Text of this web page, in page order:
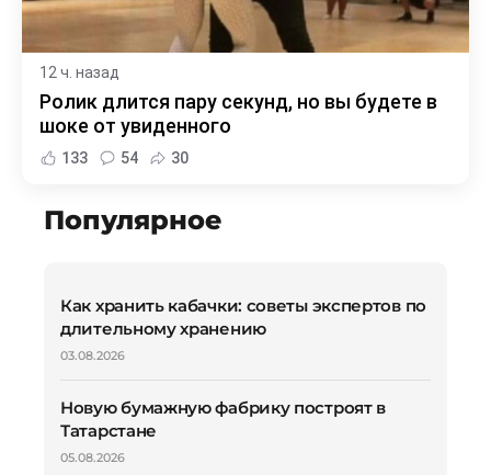
12 ч. назад
Ролик длится пару секунд, но вы будете в
шоке от увиденного
133 54 30
Популярное
Как хранить кабачки: советы экспертов по
длительному хранению
03.08.2026
Новую бумажную фабрику построят в
Татарстане
05.08.2026